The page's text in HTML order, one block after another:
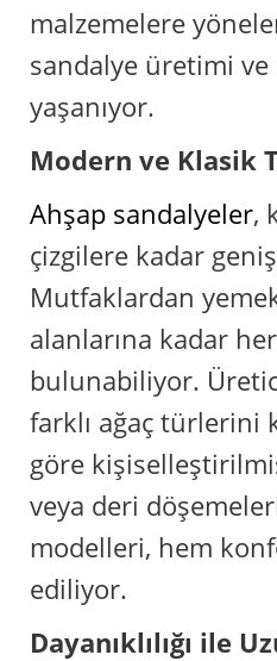
malzemelere
sandalye üretimi ve
yaşanıyor.
Modern ve Klasik
Ahşap sandalyeler,
çizgilere kadar
Mutfaklardan
alanlarına kadar
bulunabiliyor.
farklı ağaç türlerini
göre
veya deri
modelleri, hem
ediliyor.
Dayanıklılığı ile